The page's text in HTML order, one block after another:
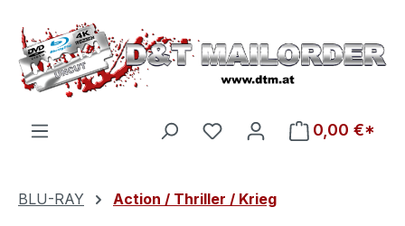
Zum Hauptinhalt springen
Du hast 0 Produkte auf
0,00 €*
BLU-RAY Action / Thriller / Krieg